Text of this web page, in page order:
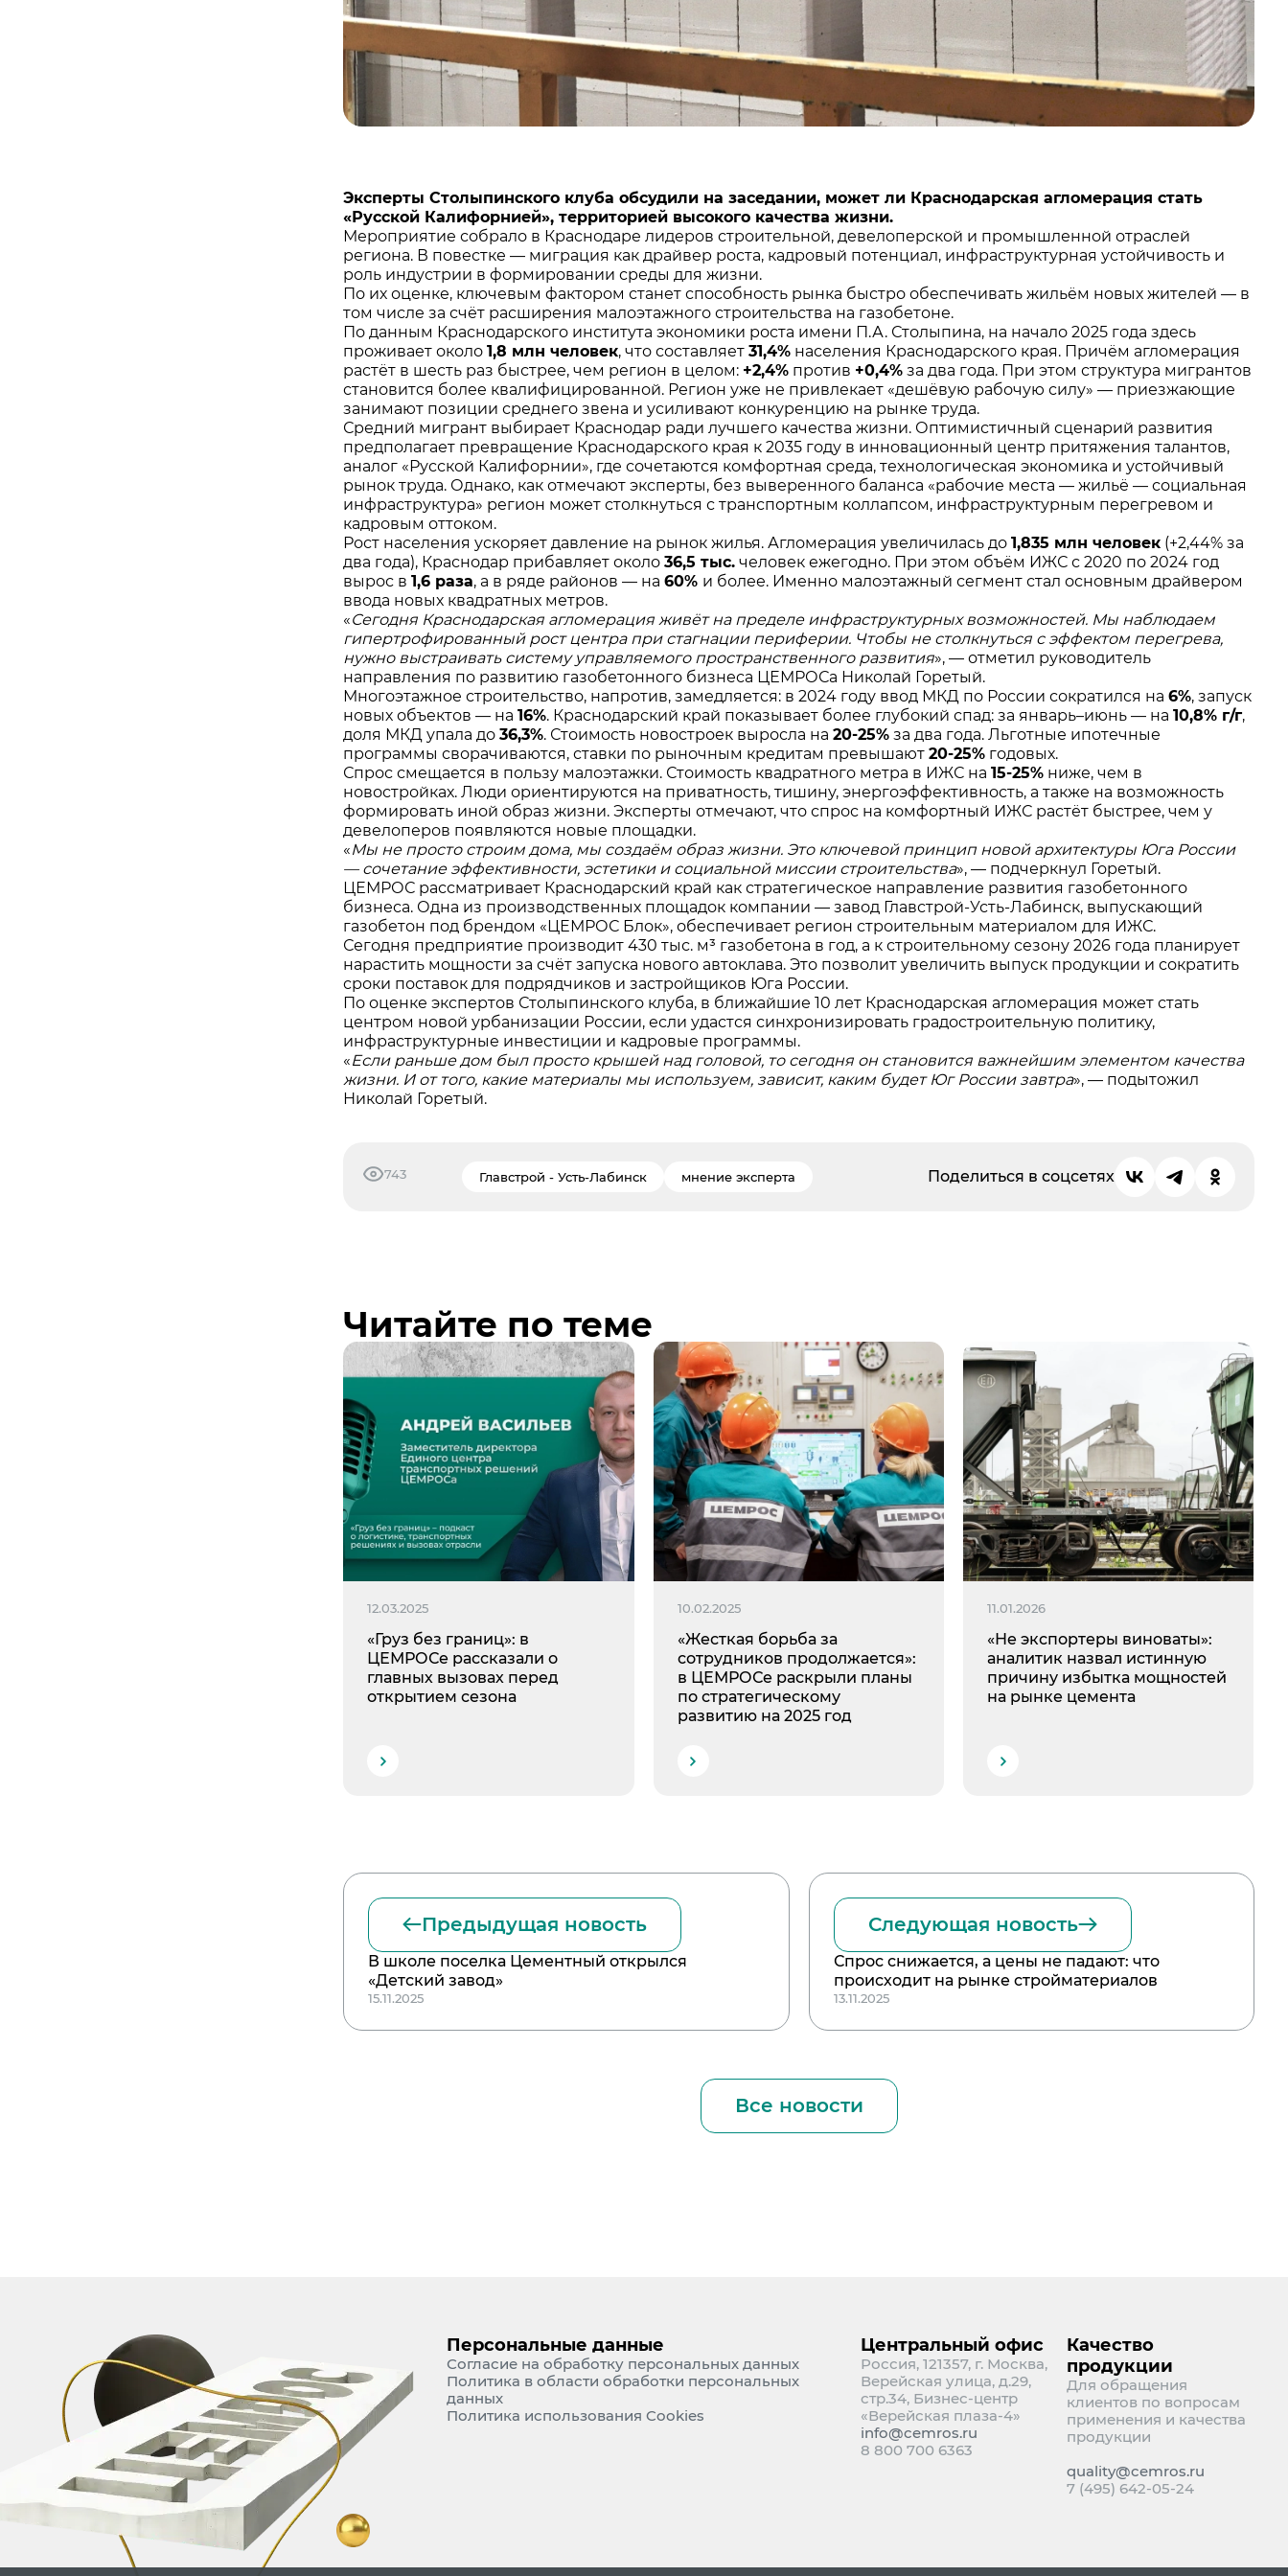
Эксперты Столыпинского клуба обсудили на заседании, может ли Краснодарская агломерация стать
«Русской Калифорнией», территорией высокого качества жизни.
Мероприятие собрало в Краснодаре лидеров строительной, девелоперской и промышленной отраслей
региона. В повестке — миграция как драйвер роста, кадровый потенциал, инфраструктурная устойчивость и
роль индустрии в формировании среды для жизни.
По их оценке, ключевым фактором станет способность рынка быстро обеспечивать жильём новых жителей — в
том числе за счёт расширения малоэтажного строительства на газобетоне.
По данным Краснодарского института экономики роста имени П.А. Столыпина, на начало 2025 года здесь
проживает около1,8 млн человек, что составляет31,4% населения Краснодарского края. Причём агломерация
растёт в шесть раз быстрее, чем регион в целом: +2,4% против +0,4% за два года. При этом структура мигрантов
становится более квалифицированной. Регион уже не привлекает «дешёвую рабочую силу» — приезжающие
занимают позиции среднего звена и усиливают конкуренцию на рынке труда.
Средний мигрант выбирает Краснодар ради лучшего качества жизни. Оптимистичный сценарий развития
предполагает превращение Краснодарского края к 2035 году в инновационный центр притяжения талантов,
аналог «Русской Калифорнии», где сочетаются комфортная среда, технологическая экономика и устойчивый
рынок труда. Однако, как отмечают эксперты, без выверенного баланса «рабочие места — жильё — социальная
инфраструктура» регион может столкнуться с транспортным коллапсом, инфраструктурным перегревом и
кадровым оттоком.
Рост населения ускоряет давление на рынок жилья. Агломерация увеличилась до1,835 млн человек (+2,44% за
два года), Краснодар прибавляет около36,5 тыс. человек ежегодно. При этом объём ИЖС с 2020 по 2024 год
вырос в1,6 раза, а в ряде районов — на60% и более. Именно малоэтажный сегмент стал основным драйвером
ввода новых квадратных метров.
«Сегодня Краснодарская агломерация живёт на пределе инфраструктурных возможностей. Мы наблюдаем
гипертрофированный рост центра при стагнации периферии. Чтобы не столкнуться с эффектом перегрева,
нужно выстраивать систему управляемого пространственного развития», — отметил руководитель
направления по развитию газобетонного бизнеса ЦЕМРОСа Николай Горетый.
Многоэтажное строительство, напротив, замедляется: в 2024 году ввод МКД по России сократился на6%, запуск
новых объектов — на16%. Краснодарский край показывает более глубокий спад: за январь–июнь — на10,8% г/г,
доля МКД упала до36,3%. Стоимость новостроек выросла на20-25% за два года. Льготные ипотечные
программы сворачиваются, ставки по рыночным кредитам превышают20-25% годовых.
Спрос смещается в пользу малоэтажки. Стоимость квадратного метра в ИЖС на15-25% ниже, чем в
новостройках. Люди ориентируются на приватность, тишину, энергоэффективность, а также на возможность
формировать иной образ жизни. Эксперты отмечают, что спрос на комфортный ИЖС растёт быстрее, чем у
девелоперов появляются новые площадки.
«Мы не просто строим дома, мы создаём образ жизни. Это ключевой принцип новой архитектуры Юга России
— сочетание эффективности, эстетики и социальной миссии строительства», — подчеркнул Горетый.
ЦЕМРОС рассматривает Краснодарский край как стратегическое направление развития газобетонного
бизнеса. Одна из производственных площадок компании — завод Главстрой-Усть-Лабинск, выпускающий
газобетон под брендом «ЦЕМРОС Блок», обеспечивает регион строительным материалом для ИЖС.
Сегодня предприятие производит 430 тыс. м³ газобетона в год, а к строительному сезону 2026 года планирует
нарастить мощности за счёт запуска нового автоклава. Это позволит увеличить выпуск продукции и сократить
сроки поставок для подрядчиков и застройщиков Юга России.
По оценке экспертов Столыпинского клуба, в ближайшие 10 лет Краснодарская агломерация может стать
центром новой урбанизации России, если удастся синхронизировать градостроительную политику,
инфраструктурные инвестиции и кадровые программы.
«Если раньше дом был просто крышей над головой, то сегодня он становится важнейшим элементом качества
жизни. И от того, какие материалы мы используем, зависит, каким будет Юг России завтра», — подытожил
Николай Горетый.
743 Главстрой - Усть-Лабинск мнение эксперта Поделиться в соцсетях
Читайте по теме
12.03.2025
«Груз без границ»: в
ЦЕМРОСе рассказали о
главных вызовах перед
открытием сезона
10.02.2025
«Жесткая борьба за
сотрудников продолжается»:
в ЦЕМРОСе раскрыли планы
по стратегическому
развитию на 2025 год
11.01.2026
«Не экспортеры виноваты»:
аналитик назвал истинную
причину избытка мощностей
на рынке цемента
Предыдущая новость
В школе поселка Цементный открылся
«Детский завод»
15.11.2025
Следующая новость
Спрос снижается, а цены не падают: что
происходит на рынке стройматериалов
13.11.2025
Все новости
Персональные данные
Согласие на обработку персональных данных
Политика в области обработки персональных
данных
Политика использования Cookies
Центральный офис
Россия, 121357, г. Москва,
Верейская улица, д.29,
стр.34, Бизнес-центр
«Верейская плаза-4»
info@cemros.ru
8 800 700 6363
Качество
продукции
Для обращения
клиентов по вопросам
применения и качества
продукции
quality@cemros.ru
7 (495) 642-05-24